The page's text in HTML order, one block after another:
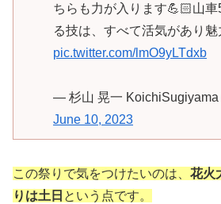
ちらも力が入ります💪🏻山
る技は、すべて活気があり
pic.twitter.com/lmO9yLTdxb
— 杉山 晃一 KoichiSugiyama
June 10, 2023
この祭りで気をつけたいのは、 花火
りは土日 という点です。